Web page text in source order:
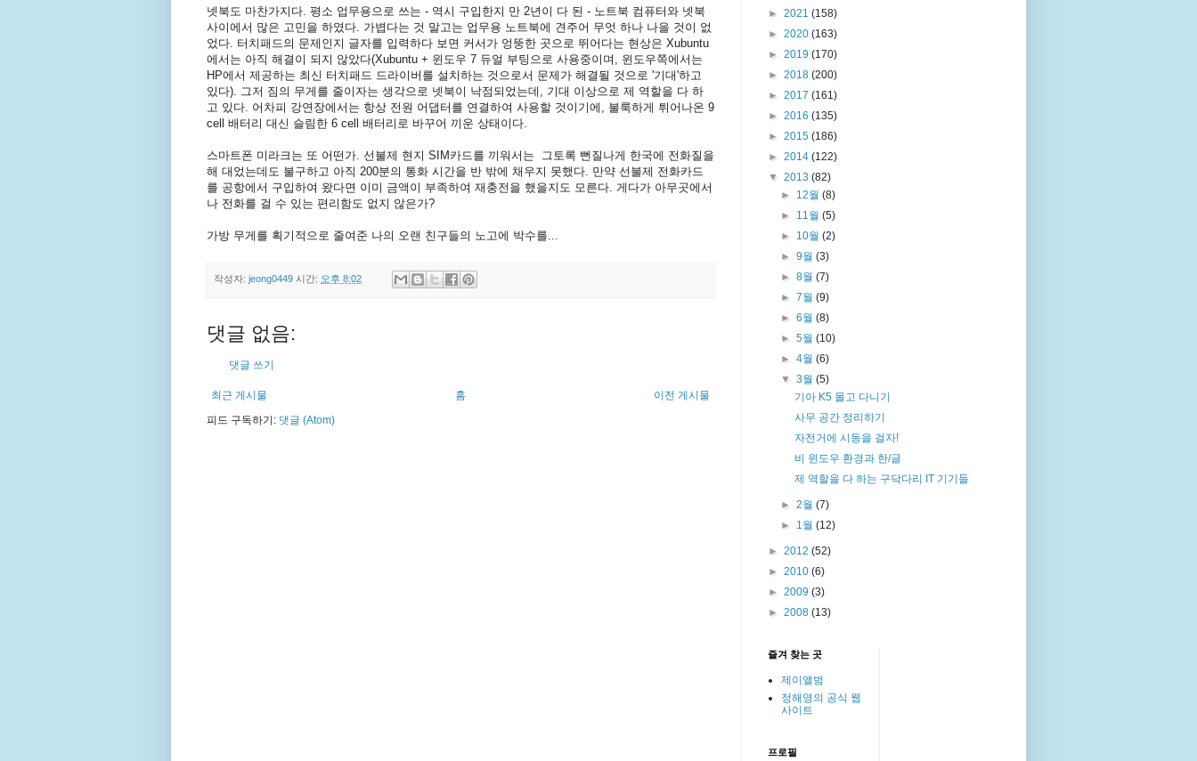
넷북도 마찬가지다. 평소 업무용으로 쓰는 - 역시 구입한지 만 2년이 다 된 - 노트북 컴퓨터와 넷북
사이에서 많은 고민을 하였다. 가볍다는 것 말고는 업무용 노트북에 견주어 무엇 하나 나을 것이 없
었다. 터치패드의 문제인지 글자를 입력하다 보면 커서가 엉뚱한 곳으로 뛰어다는 현상은 Xubuntu
에서는 아직 해결이 되지 않았다(Xubuntu + 윈도우 7 듀얼 부팅으로 사용중이며, 윈도우쪽에서는
HP에서 제공하는 최신 터치패드 드라이버를 설치하는 것으로서 문제가 해결될 것으로 '기대'하고
있다). 그저 짐의 무게를 줄이자는 생각으로 넷북이 낙점되었는데, 기대 이상으로 제 역할을 다 하
고 있다. 어차피 강연장에서는 항상 전원 어댑터를 연결하여 사용할 것이기에, 불룩하게 튀어나온 9
cell 배터리 대신 슬림한 6 cell 배터리로 바꾸어 끼운 상태이다.
스마트폰 미라크는 또 어떤가. 선불제 현지 SIM카드를 끼워서는 그토록 뻔질나게 한국에 전화질을
해 대었는데도 불구하고 아직 200분의 통화 시간을 반 밖에 채우지 못했다. 만약 선불제 전화카드
를 공항에서 구입하여 왔다면 이미 금액이 부족하여 재충전을 했을지도 모른다. 게다가 아무곳에서
나 전화를 걸 수 있는 편리함도 없지 않은가?
가방 무게를 획기적으로 줄여준 나의 오랜 친구들의 노고에 박수를...
작성자: jeong0449 시간: 오후 8:02
댓글 없음:
댓글 쓰기
최근 게시물 이전 게시물
홈
피드 구독하기: 댓글 (Atom)
► 2021 (158)
► 2020 (163)
► 2019 (170)
► 2018 (200)
► 2017 (161)
► 2016 (135)
► 2015 (186)
► 2014 (122)
▼ 2013 (82)
► 12월(8)
► 11월(5)
► 10월(2)
►9월(3)
►8월(7)
►7월(9)
►6월(8)
►5월(10)
►4월(6)
▼3월(5)
기아 K5 몰고 다니기
사무 공간 정리하기
자전거에 시동을 걸자!
비 윈도우 환경과 한/글
제 역할을 다 하는 구닥다리 IT 기기들
►2월(7)
► 1월(12)
► 2012 (52)
► 2010 (6)
► 2009 (3)
► 2008 (13)
즐겨 찾는 곳
제이앨범
정해영의 공식 웹
사이트
프로필